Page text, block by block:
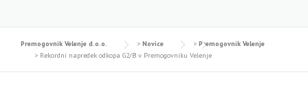
Premogovnik Velenje d.o.o. > Novice > Premogovnik Velenje
> Rekordni napredek odkopa G2/B v Premogovniku Velenje